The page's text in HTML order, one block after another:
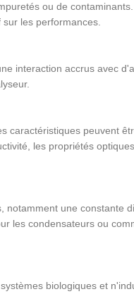
ou de
les performances.
interaction accrus avec
peuvent
les propriétés
une constante
les condensateurs ou
biologiques et